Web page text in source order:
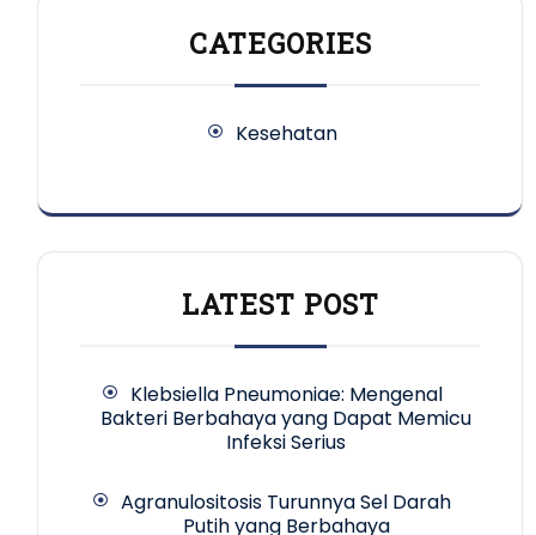
CATEGORIES
Kesehatan
LATEST POST
Klebsiella Pneumoniae: Mengenal
Bakteri Berbahaya yang Dapat Memicu
Infeksi Serius
Agranulositosis Turunnya Sel Darah
Putih yang Berbahaya